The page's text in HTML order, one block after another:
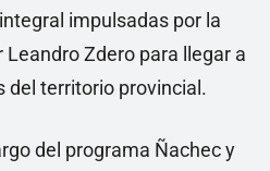
impulsadas por la
Zdero para llegar a
del territorio provincial.
del programa Ñachec y